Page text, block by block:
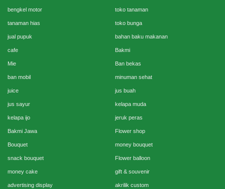
bengkel motor toko tanaman
tanaman hias toko bunga
jual pupuk bahan baku makanan
cafe Bakmi
Mie Ban bekas
ban mobil minuman sehat
juice jus buah
jus sayur kelapa muda
kelapa ijo jeruk peras
Bakmi Jawa Flower shop
Bouquet money bouquet
snack bouquet Flower balloon
money cake gift & souvenir
advertising display akrilik custom